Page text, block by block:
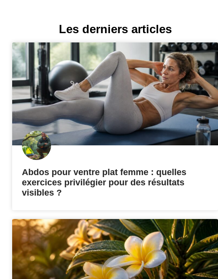
Les derniers articles
Abdos pour ventre plat femme : quelles
exercices privilégier pour des résultats
visibles ?